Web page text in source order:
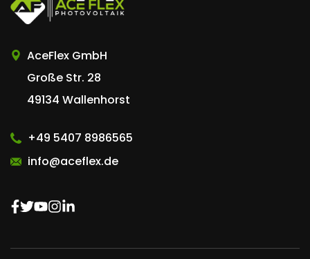
AceFlex GmbH
Große Str. 28
49134 Wallenhorst
+49 5407 8986565
info@aceflex.de